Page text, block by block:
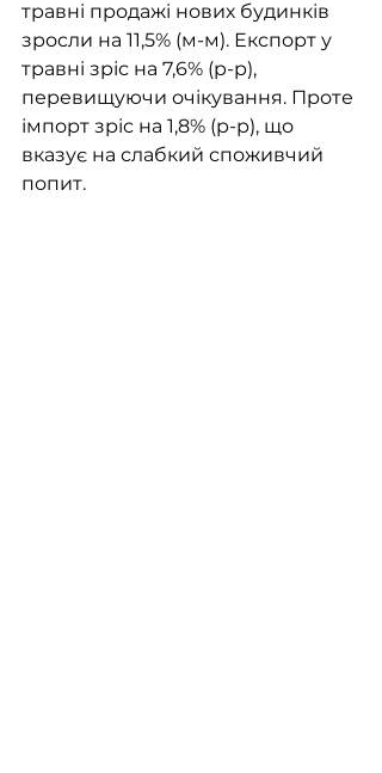
травні продажі нових будинків
зросли на 11,5% (м-м). Експорт у
травні зріс на 7,6% (р-р),
перевищуючи очікування. Проте
імпорт зріс на 1,8% (р-р), що
вказує на слабкий споживчий
попит.